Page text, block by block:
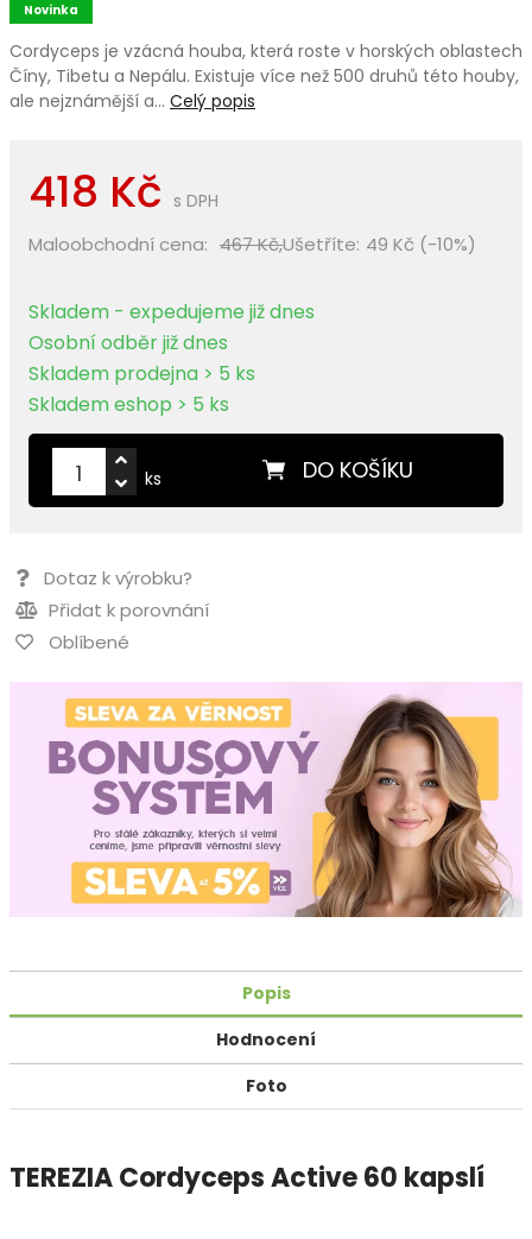
Novinka
Cordyceps je vzácná houba, která roste v horských oblastech
Číny, Tibetu a Nepálu. Existuje více než 500 druhů této houby,
ale nejznámější a… Celý popis
418 Kč s DPH
Maloobchodní cena: 467 Kč,Ušetříte: 49 Kč (-10%)
Skladem - expedujeme již dnes
Osobní odběr již dnes
Skladem prodejna > 5 ks
Skladem eshop > 5 ks
DO KOŠÍKU
ks
Dotaz k výrobku?
Přidat k porovnání
Oblíbené
Popis
Hodnocení
Foto
TEREZIA Cordyceps Active 60 kapslí